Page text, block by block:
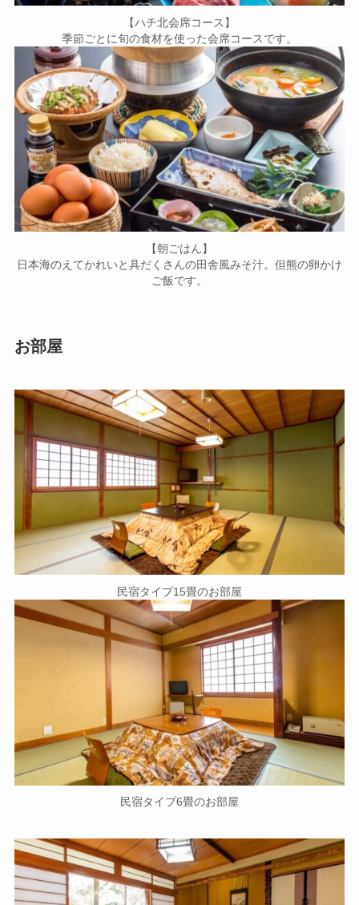
【ハチ北会席コース】
季節ごとに旬の食材を使った会席コースです。
【朝ごはん】
日本海のえてかれいと具だくさんの田舎風みそ汁。但熊の卵かけ
ご飯です。
お部屋
民宿タイプ15畳のお部屋
民宿タイプ6畳のお部屋